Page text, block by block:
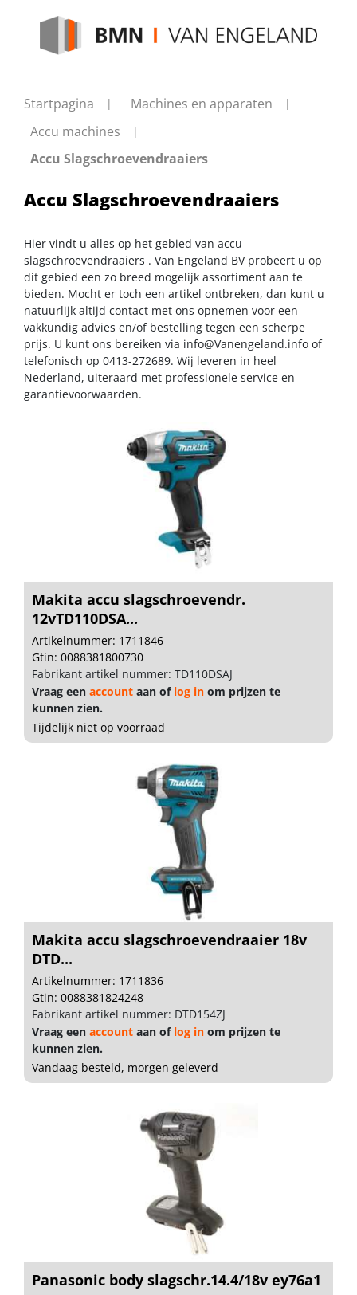
Startpagina
Machines en apparaten
Accu machines
Accu Slagschroevendraaiers
Accu Slagschroevendraaiers
Hier vindt u alles op het gebied van accu
slagschroevendraaiers . Van Engeland BV probeert u op
dit gebied een zo breed mogelijk assortiment aan te
bieden. Mocht er toch een artikel ontbreken, dan kunt u
natuurlijk altijd contact met ons opnemen voor een
vakkundig advies en/of bestelling tegen een scherpe
prijs. U kunt ons bereiken via info@Vanengeland.info of
telefonisch op 0413-272689. Wij leveren in heel
Nederland, uiteraard met professionele service en
garantievoorwaarden.
Makita accu slagschroevendr.
12vTD110DSA...
Artikelnummer: 1711846
Gtin: 0088381800730
Fabrikant artikel nummer: TD110DSAJ
Vraag een account aan of log in om prijzen te
kunnen zien.
Tijdelijk niet op voorraad
Makita accu slagschroevendraaier 18v
DTD...
Artikelnummer: 1711836
Gtin: 0088381824248
Fabrikant artikel nummer: DTD154ZJ
Vraag een account aan of log in om prijzen te
kunnen zien.
Vandaag besteld, morgen geleverd
Panasonic body slagschr.14.4/18v ey76a1